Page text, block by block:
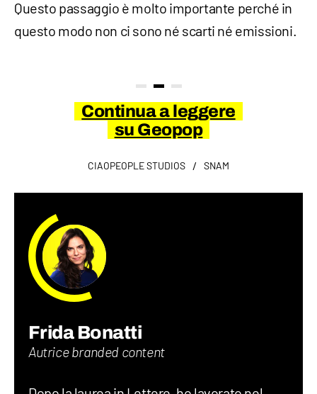
Questo passaggio è molto importante perché in
questo modo non ci sono né scarti né emissioni.
Continua a leggere
su Geopop
CIAOPEOPLE STUDIOS / SNAM
Frida Bonatti
Autrice branded content